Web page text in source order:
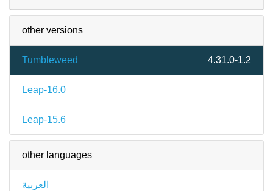
other versions
Tumbleweed 4.31.0-1.2
Leap-16.0
Leap-15.6
other languages
العربية